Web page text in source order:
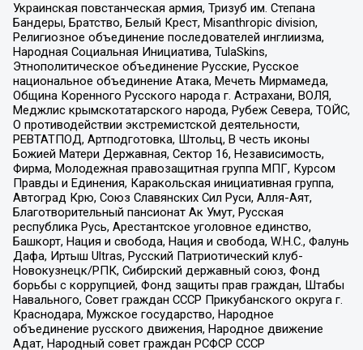
Украинская повстанческая армия, Тризуб им. Степана
Бандеры, Братство, Белый Крест, Misanthropic division,
Религиозное объединение последователей инглиизма,
Народная Социальная Инициатива, TulaSkins,
Этнополитическое объединение Русские, Русское
национальное объединение Атака, Мечеть Мирмамеда,
Община Коренного Русского народа г. Астрахани, ВОЛЯ,
Меджлис крымскотатарского народа, Рубеж Севера, ТОЙС,
О противодействии экстремистской деятельности,
РЕВТАТПОД, Артподготовка, Штольц, В честь иконы
Божией Матери Державная, Сектор 16, Независимость,
Фирма, Молодежная правозащитная группа МПГ, Курсом
Правды и Единения, Каракольская инициативная группа,
Автоград Крю, Союз Славянских Сил Руси, Алля-Аят,
Благотворительный пансионат Ак Умут, Русская
республика Русь, Арестантское уголовное единство,
Башкорт, Нация и свобода, Нация и свобода, W.H.С., Фалунь
Дафа, Иртыш Ultras, Русский Патриотический клуб-
Новокузнецк/РПК, Сибирский державный союз, Фонд
борьбы с коррупцией, Фонд защиты прав граждан, Штабы
Навального, Совет граждан СССР Прикубанского округа г.
Краснодара, Мужское государство, Народное
объединение русского движения, Народное движение
Адат, Народный совет граждан РСФСР СССР